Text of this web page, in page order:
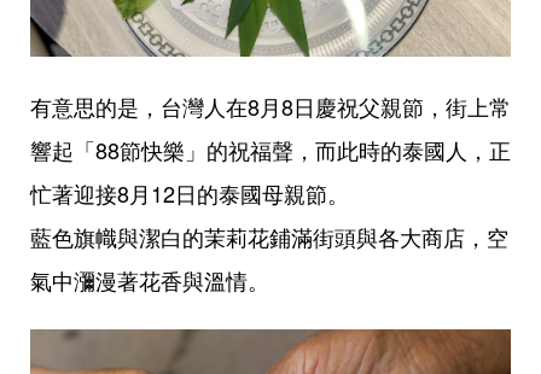
有意思的是，台灣人在8月8日慶祝父親節，街上常
響起「88節快樂」的祝福聲，而此時的泰國人，正
忙著迎接8月12日的泰國母親節。
藍色旗幟與潔白的茉莉花鋪滿街頭與各大商店，空
氣中瀰漫著花香與溫情。